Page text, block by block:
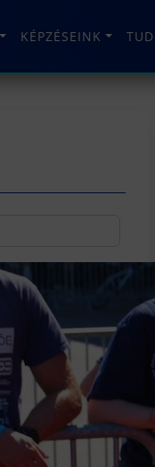
KÉPZÉSEINK
csapata a
Austria